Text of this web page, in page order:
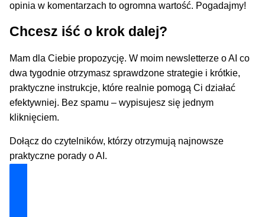
opinia w komentarzach to ogromna wartość. Pogadajmy!
Chcesz iść o krok dalej?
Mam dla Ciebie propozycję. W moim newsletterze o AI co
dwa tygodnie otrzymasz sprawdzone strategie i krótkie,
praktyczne instrukcje, które realnie pomogą Ci działać
efektywniej. Bez spamu – wypisujesz się jednym
kliknięciem.
Dołącz do czytelników, którzy otrzymują najnowsze
praktyczne porady o AI.